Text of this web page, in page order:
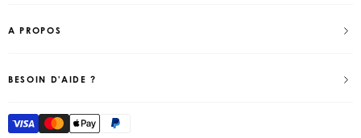
A PROPOS
BESOIN D'AIDE ?